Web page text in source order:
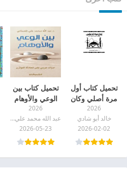
تحميل كتاب أول
مرة أصلي وكان
للصلاة طعم آخر
pdf
2026
خالد أبو شادي
2026-02-02
تحميل كتاب بين
الوعي والأوهام
pdf
2026
عبد الله محمد علي تلمساني
2026-05-23